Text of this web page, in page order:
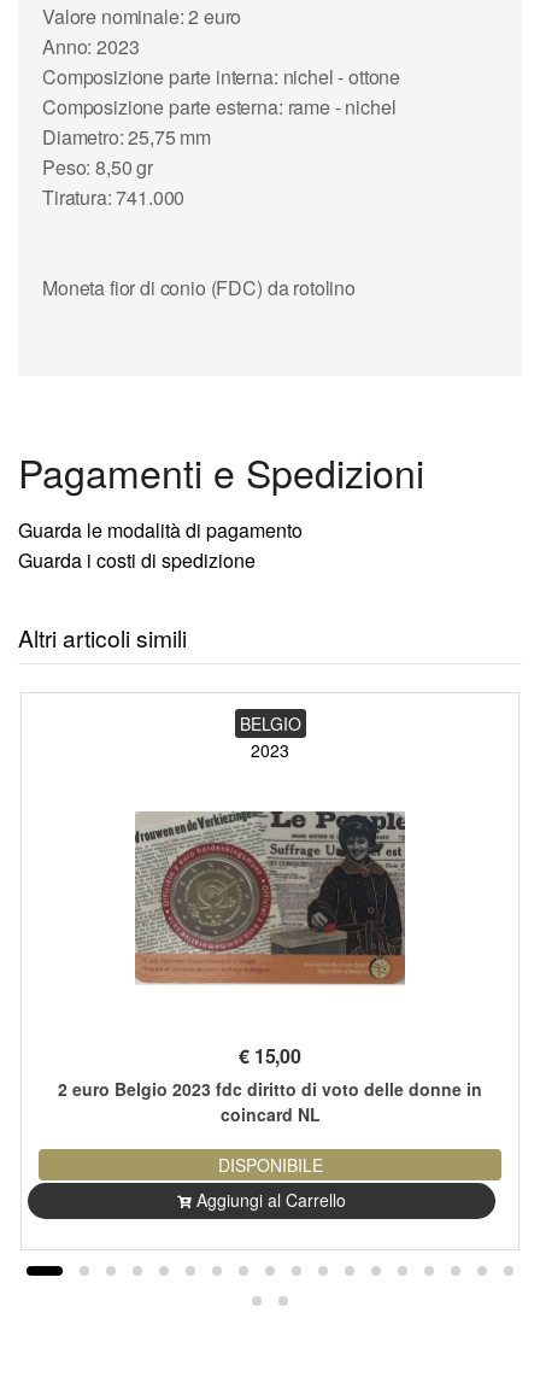
Valore nominale: 2 euro
Anno: 2023
Composizione parte interna: nichel - ottone
Composizione parte esterna: rame - nichel
Diametro: 25,75 mm
Peso: 8,50 gr
Tiratura: 741.000
Moneta fior di conio (FDC) da rotolino
Pagamenti e Spedizioni
Guarda le modalità di pagamento
Guarda i costi di spedizione
Altri articoli simili
BELGIO
2023
€ 15,00
2 euro Belgio 2023 fdc diritto di voto delle donne in
coincard NL
DISPONIBILE
Aggiungi al Carrello